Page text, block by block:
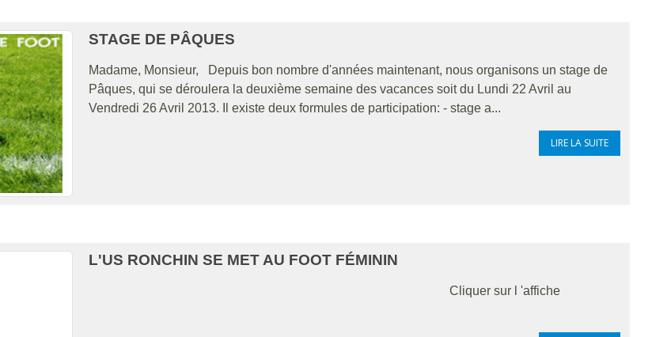
STAGE DE PÂQUES
Madame, Monsieur, Depuis bon nombre d'années maintenant, nous organisons un stage de
Pâques, qui se déroulera la deuxième semaine des vacances soit du Lundi 22 Avril au
Vendredi 26 Avril 2013. Il existe deux formules de participation: - stage a...
LIRE LA SUITE
L'US RONCHIN SE MET AU FOOT FÉMININ
Cliquer sur l 'affiche